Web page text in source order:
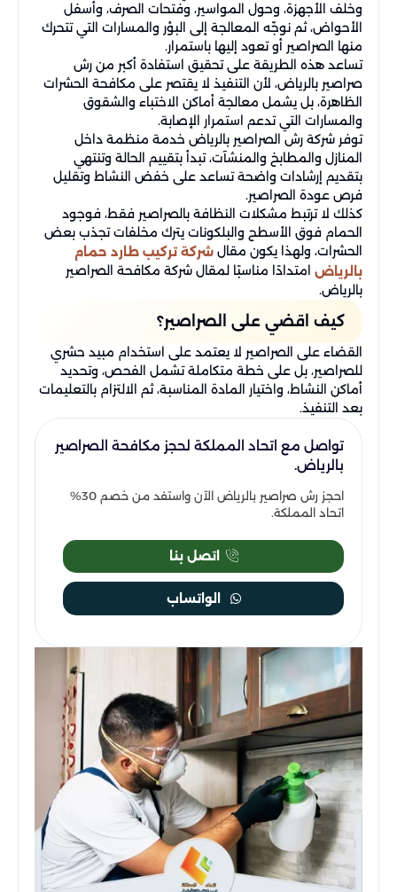
وخلف الأجهزة، وحول المواسير، وفتحات الصرف، وأسفل
الأحواض، ثم نوجّه المعالجة إلى البؤر والمسارات التي تتحرك
منها الصراصير أو تعود إليها باستمرار.
تساعد هذه الطريقة على تحقيق استفادة أكبر من رش
صراصير بالرياض، لأن التنفيذ لا يقتصر على مكافحة الحشرات
الظاهرة، بل يشمل معالجة أماكن الاختباء والشقوق
والمسارات التي تدعم استمرار الإصابة.
توفر شركة رش الصراصير بالرياض خدمة منظمة داخل
المنازل والمطابخ والمنشآت، تبدأ بتقييم الحالة وتنتهي
بتقديم إرشادات واضحة تساعد على خفض النشاط وتقليل
فرص عودة الصراصير.
كذلك لا ترتبط مشكلات النظافة بالصراصير فقط، فوجود
الحمام فوق الأسطح والبلكونات يترك مخلفات تجذب بعض
الحشرات، ولهذا يكون مقال شركة تركيب طارد حمام
بالرياض امتدادًا مناسبًا لمقال شركة مكافحة الصراصير
بالرياض.
كيف اقضي على الصراصير؟
القضاء على الصراصير لا يعتمد على استخدام مبيد حشري
للصراصير​، بل على خطة متكاملة تشمل الفحص، وتحديد
أماكن النشاط، واختيار المادة المناسبة، ثم الالتزام بالتعليمات
بعد التنفيذ.
تواصل مع اتحاد المملكة لحجز مكافحة الصراصير
بالرياض.
احجز رش صراصير بالرياض الآن واستفد من خصم 30%
اتحاد المملكة.
اتصل بنا
الواتساب